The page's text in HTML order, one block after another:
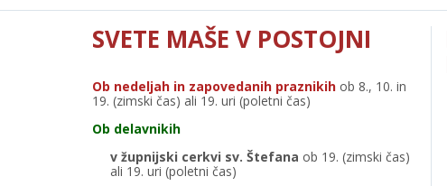
SVETE MAŠE V POSTOJNI
Ob nedeljah in zapovedanih praznikih ob 8., 10. in
19. (zimski čas) ali 19. uri (poletni čas)
Ob delavnikih
v župnijski cerkvi sv. Štefana ob 19. (zimski čas)
ali 19. uri (poletni čas)